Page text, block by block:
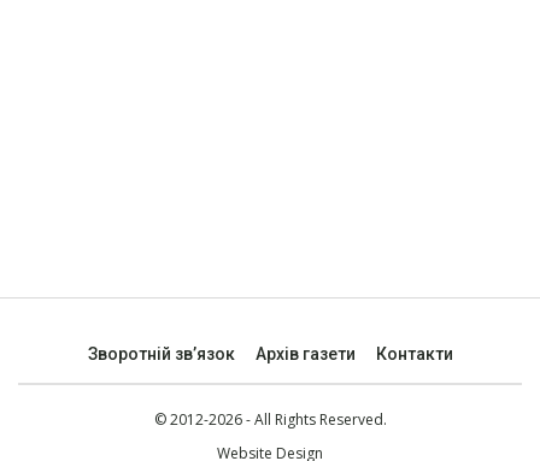
Зворотній зв’язок Архів газети Контакти
© 2012-2026 - All Rights Reserved.
Website Design